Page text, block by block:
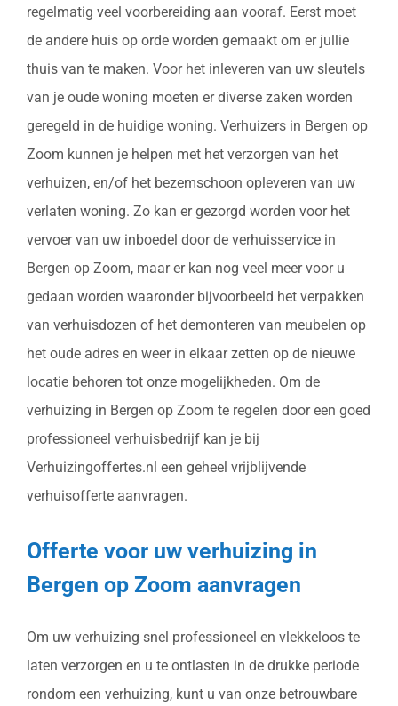
regelmatig veel voorbereiding aan vooraf. Eerst moet
de andere huis op orde worden gemaakt om er jullie
thuis van te maken. Voor het inleveren van uw sleutels
van je oude woning moeten er diverse zaken worden
geregeld in de huidige woning. Verhuizers in Bergen op
Zoom kunnen je helpen met het verzorgen van het
verhuizen, en/of het bezemschoon opleveren van uw
verlaten woning. Zo kan er gezorgd worden voor het
vervoer van uw inboedel door de verhuisservice in
Bergen op Zoom, maar er kan nog veel meer voor u
gedaan worden waaronder bijvoorbeeld het verpakken
van verhuisdozen of het demonteren van meubelen op
het oude adres en weer in elkaar zetten op de nieuwe
locatie behoren tot onze mogelijkheden. Om de
verhuizing in Bergen op Zoom te regelen door een goed
professioneel verhuisbedrijf kan je bij
Verhuizingoffertes.nl een geheel vrijblijvende
verhuisofferte aanvragen.
Offerte voor uw verhuizing in
Bergen op Zoom aanvragen
Om uw verhuizing snel professioneel en vlekkeloos te
laten verzorgen en u te ontlasten in de drukke periode
rondom een verhuizing, kunt u van onze betrouwbare